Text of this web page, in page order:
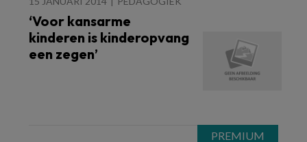
‘Voor kansarme
kinderen is kinderopvang
een zegen’